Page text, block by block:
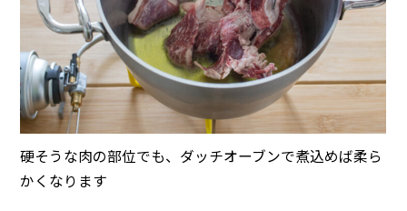
硬そうな肉の部位でも、ダッチオーブンで煮込めば柔ら
かくなります